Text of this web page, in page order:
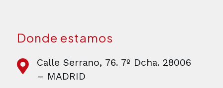
Donde estamos
Calle Serrano, 76. 7º Dcha. 28006
– MADRID